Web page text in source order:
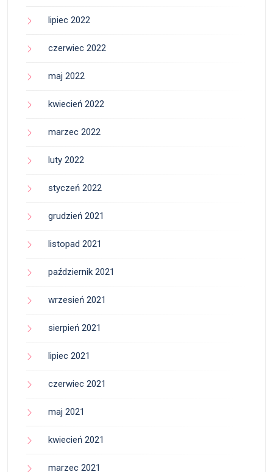
lipiec 2022
czerwiec 2022
maj 2022
kwiecień 2022
marzec 2022
luty 2022
styczeń 2022
grudzień 2021
listopad 2021
październik 2021
wrzesień 2021
sierpień 2021
lipiec 2021
czerwiec 2021
maj 2021
kwiecień 2021
marzec 2021